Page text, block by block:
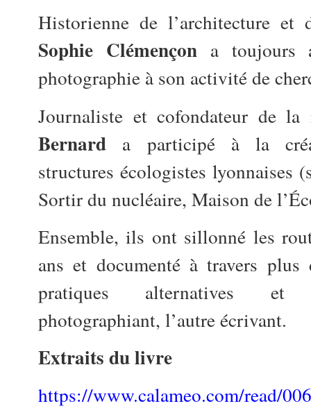
Historienne de l’architecture et
Sophie Clémençona toujours
photographie à son activité de
Journaliste et cofondateur de
Bernard a participé à la
structures écologistes lyonnaises
Sortir du nucléaire, Maison de
Ensemble, ils ont sillonné les
ans et documenté à travers plus
pratiques alternatives et
photographiant, l’autre écrivant.
Extraits du livre
https://www.calameo.com/read/